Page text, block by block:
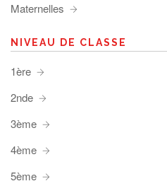
Maternelles
NIVEAU DE CLASSE
1ère
2nde
3ème
4ème
5ème